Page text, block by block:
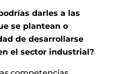
darles a las
se plantean o
de desarrollarse
el sector industrial?